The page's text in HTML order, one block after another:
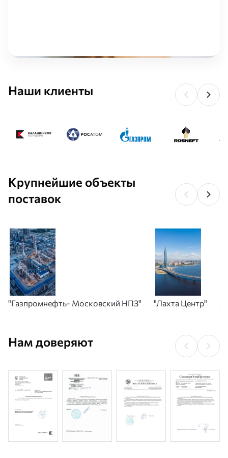
Наши клиенты
Крупнейшие объекты
поставок
"Газпромнефть- Московский НПЗ" "Лахта Центр"
Нам доверяют